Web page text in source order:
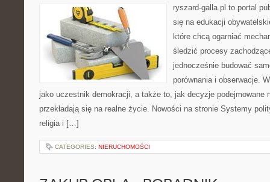
ryszard-galla.pl to portal
się na edukacji
które chcą ogarniać
śledzić procesy
jednocześnie budować
porównania i obserwacje.
jako uczestnik demokracji, a także to, jak decyzje podejmowane
przekładają się na realne życie. Nowości na stronie Systemy
religia i […]
CATEGORIES: NIERUCHOMOŚCI